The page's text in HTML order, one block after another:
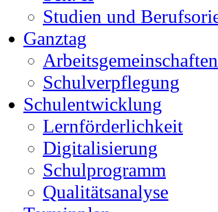
Studien und
Ganztag
Arbeitsgemeinschaften
Schulverpflegung
Schulentwicklung
Lernförderlichkeit
Digitalisierung
Schulprogramm
Qualitätsanalyse